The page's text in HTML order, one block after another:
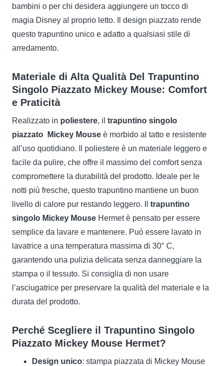
bambini o per chi desidera aggiungere un tocco di
magia Disney al proprio letto. Il design piazzato rende
questo trapuntino unico e adatto a qualsiasi stile di
arredamento.
Materiale di Alta Qualità Del Trapuntino
Singolo Piazzato Mickey Mouse: Comfort
e Praticità
Realizzato in poliestere, il trapuntino singolo
piazzato Mickey Mouse è morbido al tatto e resistente
all’uso quotidiano. Il poliestere è un materiale leggero e
facile da pulire, che offre il massimo del comfort senza
compromettere la durabilità del prodotto. Ideale per le
notti più fresche, questo trapuntino mantiene un buon
livello di calore pur restando leggero. Il trapuntino
singolo Mickey Mouse Hermet è pensato per essere
semplice da lavare e mantenere. Può essere lavato in
lavatrice a una temperatura massima di 30° C,
garantendo una pulizia delicata senza danneggiare la
stampa o il tessuto. Si consiglia di non usare
l’asciugatrice per preservare la qualità del materiale e la
durata del prodotto.
Perché Scegliere il Trapuntino Singolo
Piazzato Mickey Mouse Hermet?
Design unico: stampa piazzata di Mickey Mouse